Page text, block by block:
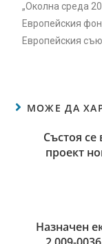
„Околна среда
Европейския
Европейския
МОЖЕ ДА
Състоя
проект
Назначен